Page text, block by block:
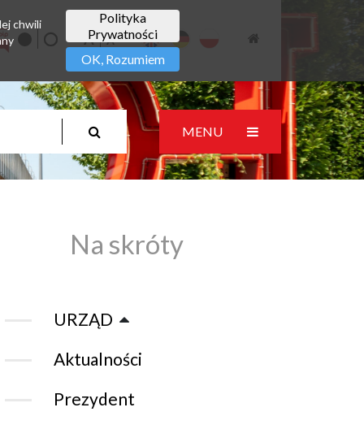
MENU
Na skróty
URZĄD
Aktualności
Prezydent
Polityka
Prywatności
OK, Rozumiem
chwili